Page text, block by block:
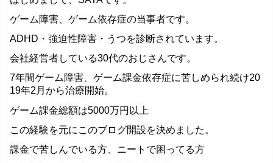
ゲーム障害、ゲーム依存症の当事者です。
ADHD・強迫性障害・うつを診断されています。
会社経営者している30代のおじさんです。
7年間ゲーム障害、ゲーム課金依存症に苦しめられ続け20
19年2月から治療開始。
ゲーム課金総額は5000万円以上
この経験を元にこのブログ開設を決めました。
課金で苦しんでいる方、ニートで困ってる方